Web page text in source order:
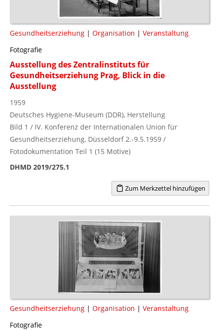
Gesundheitserziehung | Organisation | Veranstaltung
Fotografie
Ausstellung des Zentralinstituts für
Gesundheitserziehung Prag, Blick in die
Ausstellung
1959
Deutsches Hygiene-Museum (DDR), Herstellung
Bild 1 / IV. Konferenz der Internationalen Union für
Gesundheitserziehung, Düsseldorf 2.-9.5.1959 /
Fotodokumentation Teil 1 (15 Motive)
DHMD 2019/275.1
Zum Merkzettel hinzufügen
Gesundheitserziehung | Organisation | Veranstaltung
Fotografie